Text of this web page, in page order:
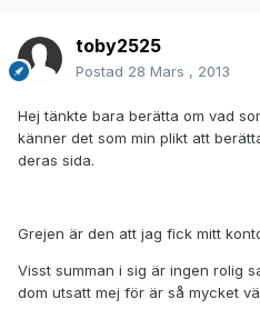
toby2525
Postad 28 Mars , 2013
Hej tänkte bara berätta om vad
känner det som min plikt att
deras sida.
Grejen är den att jag fick mitt
Visst summan i sig är ingen rolig
dom utsatt mej för är så mycket